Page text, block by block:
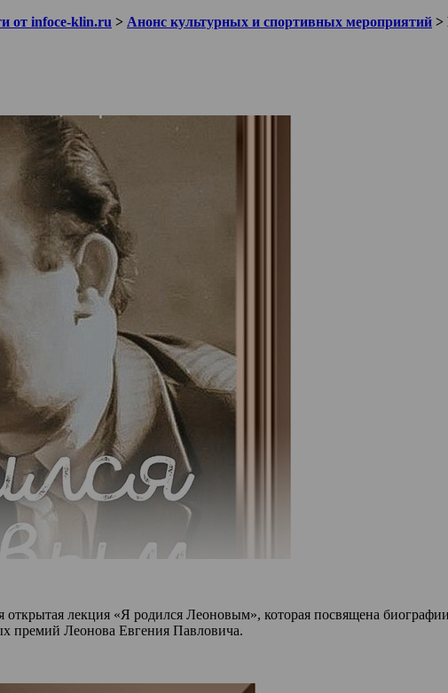
от infoce-klin.ru > Анонс культурных и спортивных мероприятий >
лекция «Я родился Леоновым», которая посвящена
премий Леонова Евгения Павловича.